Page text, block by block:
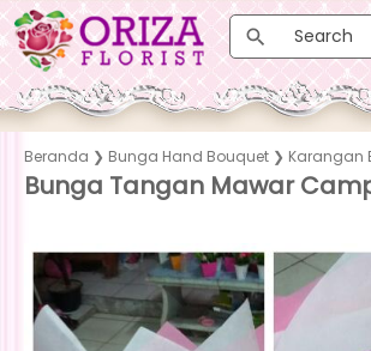
Beranda ❯ Bunga Hand Bouquet ❯ Karangan
Bunga Tangan Mawar